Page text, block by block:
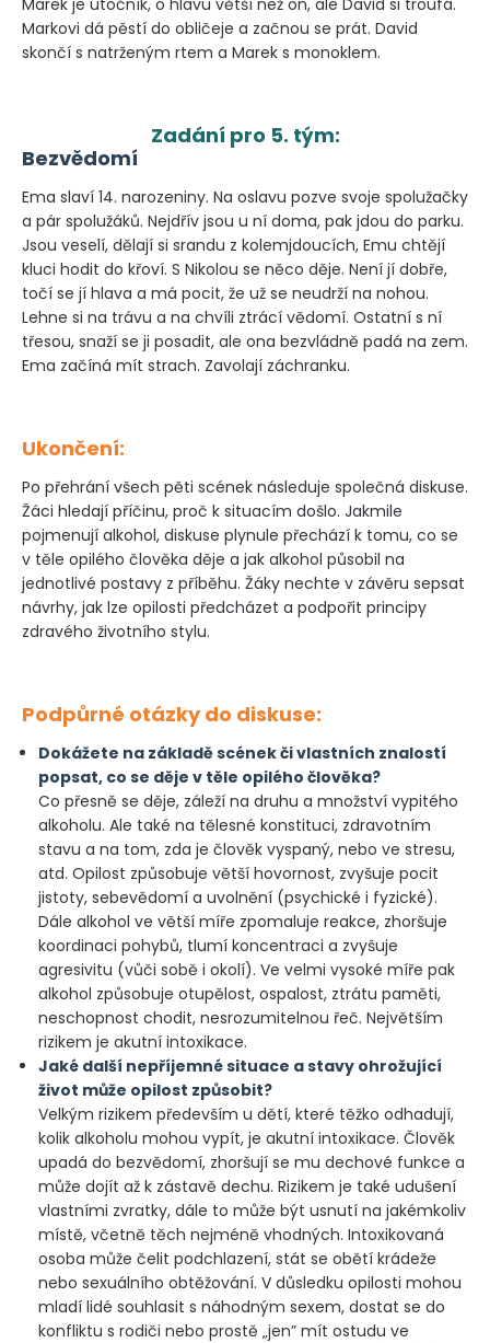
Marek je útočník, o hlavu větší než on, ale David si troufá.
Markovi dá pěstí do obličeje a začnou se prát. David
skončí s natrženým rtem a Marek s monoklem.
Zadání pro 5. tým:
Bezvědomí
Ema slaví 14. narozeniny. Na oslavu pozve svoje spolužačky
a pár spolužáků. Nejdřív jsou u ní doma, pak jdou do parku.
Jsou veselí, dělají si srandu z kolemjdoucích, Emu chtějí
kluci hodit do křoví. S Nikolou se něco děje. Není jí dobře,
točí se jí hlava a má pocit, že už se neudrží na nohou.
Lehne si na trávu a na chvíli ztrácí vědomí. Ostatní s ní
třesou, snaží se ji posadit, ale ona bezvládně padá na zem.
Ema začíná mít strach. Zavolají záchranku.
Ukončení:
Po přehrání všech pěti scének následuje společná diskuse.
Žáci hledají příčinu, proč k situacím došlo. Jakmile
pojmenují alkohol, diskuse plynule přechází k tomu, co se
v těle opilého člověka děje a jak alkohol působil na
jednotlivé postavy z příběhu. Žáky nechte v závěru sepsat
návrhy, jak lze opilosti předcházet a podpořit principy
zdravého životního stylu.
Podpůrné otázky do diskuse:
Dokážete na základě scének či vlastních znalostí
popsat, co se děje v těle opilého člověka?
Co přesně se děje, záleží na druhu a množství vypitého
alkoholu. Ale také na tělesné konstituci, zdravotním
stavu a na tom, zda je člověk vyspaný, nebo ve stresu,
atd. Opilost způsobuje větší hovornost, zvyšuje pocit
jistoty, sebevědomí a uvolnění (psychické i fyzické).
Dále alkohol ve větší míře zpomaluje reakce, zhoršuje
koordinaci pohybů, tlumí koncentraci a zvyšuje
agresivitu (vůči sobě i okolí). Ve velmi vysoké míře pak
alkohol způsobuje otupělost, ospalost, ztrátu paměti,
neschopnost chodit, nesrozumitelnou řeč. Největším
rizikem je akutní intoxikace.
Jaké další nepříjemné situace a stavy ohrožující
život může opilost způsobit?
Velkým rizikem především u dětí, které těžko odhadují,
kolik alkoholu mohou vypít, je akutní intoxikace. Člověk
upadá do bezvědomí, zhoršují se mu dechové funkce a
může dojít až k zástavě dechu. Rizikem je také udušení
vlastními zvratky, dále to může být usnutí na jakémkoliv
místě, včetně těch nejméně vhodných. Intoxikovaná
osoba může čelit podchlazení, stát se obětí krádeže
nebo sexuálního obtěžování. V důsledku opilosti mohou
mladí lidé souhlasit s náhodným sexem, dostat se do
konfliktu s rodiči nebo prostě „jen” mít ostudu ve